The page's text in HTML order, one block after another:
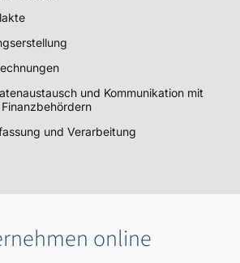
und Kommunikation mit
und Verarbeitung
online